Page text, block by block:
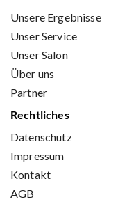
Unsere Ergebnisse
Unser Service
Unser Salon
Über uns
Partner
Rechtliches
Datenschutz
Impressum
Kontakt
AGB